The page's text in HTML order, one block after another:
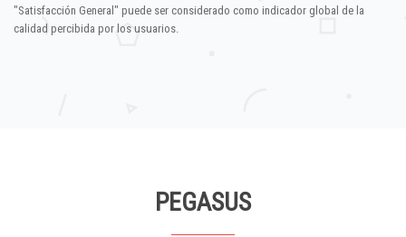
"Satisfacción General" puede ser considerado como indicador global de la
calidad percibida por los usuarios.
PEGASUS